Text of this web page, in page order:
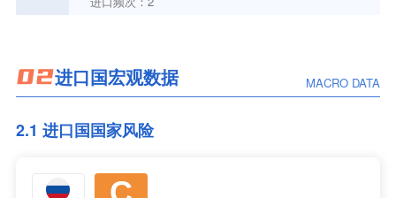
02进口国宏观数据 MACRO DATA
2.1 进口国国家风险